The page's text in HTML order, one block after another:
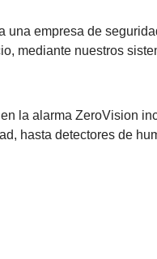
una empresa de
mediante nuestros
la alarma ZeroVision
hasta detectores de